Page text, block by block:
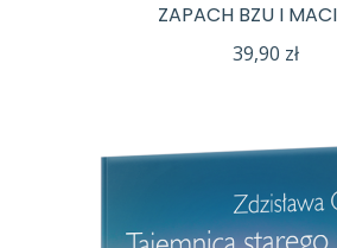
ZAPACH BZU I
39,90 zł